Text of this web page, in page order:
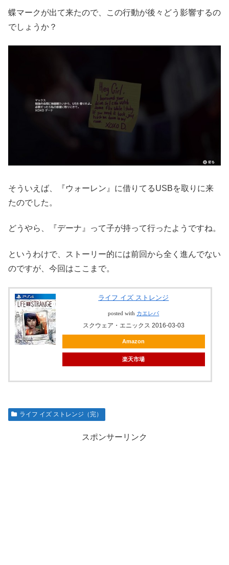
蝶マークが出て来たので、この行動が後々どう影響するの
でしょうか？
そういえば、『ウォーレン』に借りてるUSBを取りに来
たのでした。
どうやら、『デーナ』って子が持って行ったようですね。
というわけで、ストーリー的には前回から全く進んでない
のですが、今回はここまで。
ライフ イズ ストレンジ
posted with カエレバ
スクウェア・エニックス 2016-03-03
Amazon
楽天市場
ライフ イズ ストレンジ（完）
スポンサーリンク